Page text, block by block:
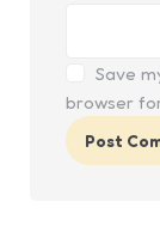
Save
browser